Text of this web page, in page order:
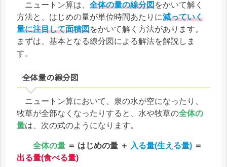
ニュートン算は、 全体の量の線分図をかいて解く
方法と、はじめの量が単位時間あたりに減っていく
量に注目して面積図をかいて解く方法があります。
まずは、基本となる線分図による解法を解説しま
す。
全体量の線分図
ニュートン算において、泉の水が空になったり、
牧草が全部なくなったりすると、水や牧草の全体の
量は、次の式のようになります。
全体の量 ＝ はじめの量 ＋ 入る量(生える量) ＝
出る量(食べる量)